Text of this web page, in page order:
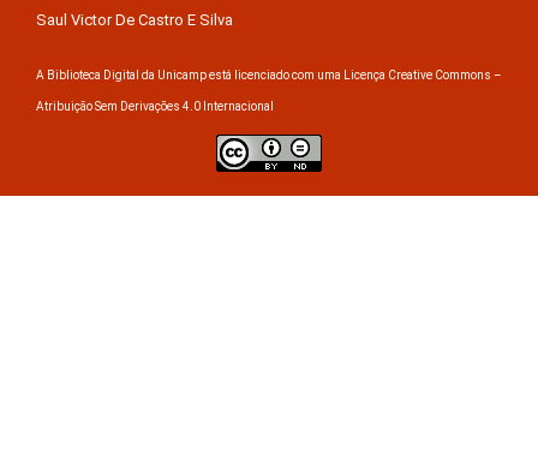
Saul Victor De Castro E Silva
A Biblioteca Digital da Unicamp está licenciado com uma Licença Creative Commons –
Atribuição Sem Derivações 4.0 Internacional